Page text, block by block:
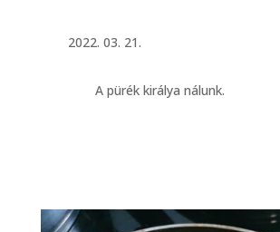
2022. 03. 21.
A pürék királya nálunk.